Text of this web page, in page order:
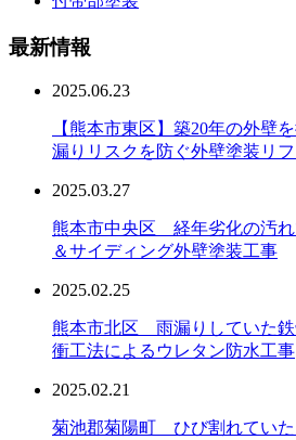
最新情報
2025.06.23
【熊本市東区】築20年の外壁
漏りリスクを防ぐ外壁塗装リ
2025.03.27
熊本市中央区 経年劣化の汚
＆サイディング外壁塗装工事
2025.02.25
熊本市北区 雨漏りしていた鉄
衝工法によるウレタン防水工事
2025.02.21
菊池郡菊陽町 ひび割れてい